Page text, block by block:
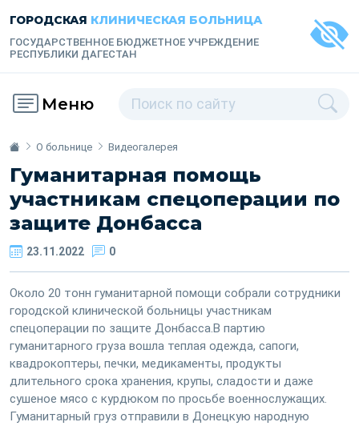
ГОРОДСКАЯ КЛИНИЧЕСКАЯ БОЛЬНИЦА
ГОСУДАРСТВЕННОЕ БЮДЖЕТНОЕ УЧРЕЖДЕНИЕ
РЕСПУБЛИКИ ДАГЕСТАН
Меню
О больнице Видеогалерея
Гуманитарная помощь
участникам спецоперации по
защите Донбасса
23.11.2022 0
Около 20 тонн гуманитарной помощи собрали сотрудники
городской клинической больницы участникам
спецоперации по защите Донбасса.В партию
гуманитарного груза вошла теплая одежда, сапоги,
квадрокоптеры, печки, медикаменты, продукты
длительного срока хранения, крупы, сладости и даже
сушеное мясо с курдюком по просьбе военнослужащих.
Гуманитарный груз отправили в Донецкую народную